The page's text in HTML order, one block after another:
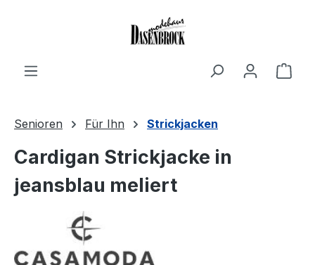
Senioren Für Ihn Strickjacken
Cardigan Strickjacke in
jeansblau meliert